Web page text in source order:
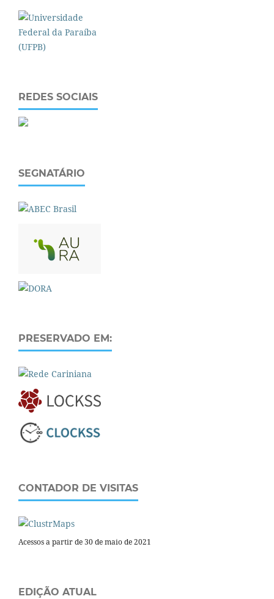
REDES SOCIAIS
SEGNATÁRIO
PRESERVADO EM:
CONTADOR DE VISITAS
Acessos a partir de 30 de maio de 2021
EDIÇÃO ATUAL